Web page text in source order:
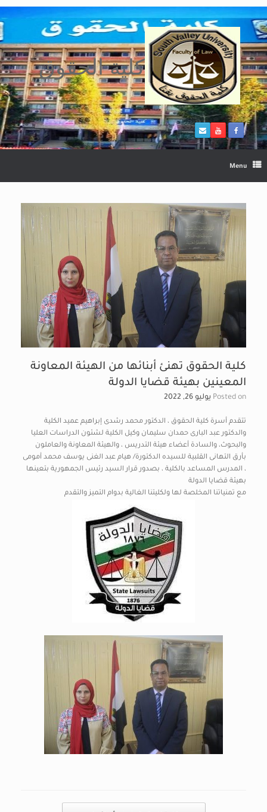
Skip
to
content
كلية الحقوق
Menu
كلية الحقوق تهنئ أبنائها من الهيئة المعاونة
المعينين بهيئة قضايا الدولة
Posted on يوليو 26, 2022
تتقدم أسرة كلية الحقوق ، الدكتور محمد رشدى إبراهيم عميد الكلية
والدكتور عبد البارى حمدان سليمان وكيل الكلية لشئون الدراسات العليا
والبحوث، والسادة أعضاء هيئة التدريس ، والهيئة المعاونة والعاملون
بأرق التهانى القلبية للسيده الدكتورة/ هيام عبد الغنى يوسف محمد أمومى
، المدرس المساعد بالكلية ، بصدور قرار السيد رئيس الجمهورية بتعينها
بهيئة قضايا الدولة
مع تمنياتنا المخلصة لها ولكليتنا الغالية بدوام التميز والتقدم